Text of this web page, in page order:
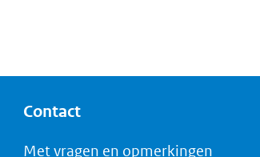
Contact
Met vragen en opmerkingen